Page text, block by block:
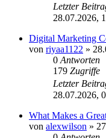
Letzter
28.07.2026,
Digital Marketing
von riyaa1122 »
0 Antworten
179 Zugriffe
Letzter
28.07.2026,
What Makes a
von alexwilson »